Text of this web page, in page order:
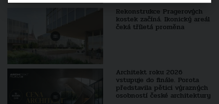
Rekonstrukce Pragerových
kostek začíná. Ikonický areál
čeká tříletá proměna
Architekt roku 2026
vstupuje do finále. Porota
představila pětici výrazných
osobností české architektury